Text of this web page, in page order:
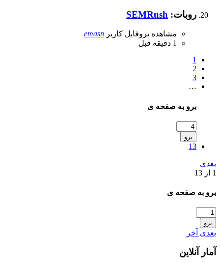
روبات: SEMRush
مشاهده پروفایل کاربر emasn
1 دقیقه قبل
1
2
3
…
برو به صفحه ی
برو
13
بعدی
1 از 13
برو به صفحه ی
برو
بعدی آخر
آمار آنلاین